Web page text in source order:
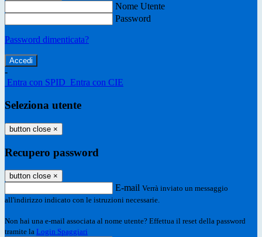
Nome Utente
Password
Password dimenticata?
-
Entra con SPID Entra con CIE
Seleziona utente
button close ×
Recupero password
button close ×
E-mail Verrà inviato un messaggio
all'indirizzo indicato con le istruzioni necessarie.
Non hai una e-mail associata al nome utente? Effettua il reset della password
tramite la Login Spaggiari